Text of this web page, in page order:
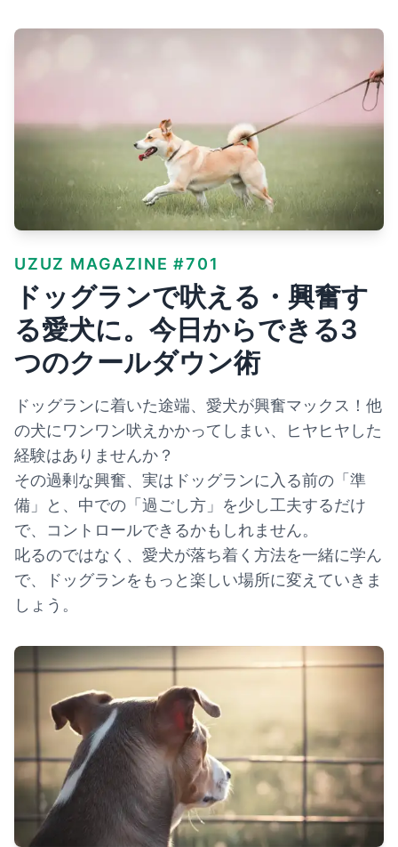
UZUZ MAGAZINE #701
ドッグランで吠える・興奮す
る愛犬に。今日からできる3
つのクールダウン術
ドッグランに着いた途端、愛犬が興奮マックス！他
の犬にワンワン吠えかかってしまい、ヒヤヒヤした
経験はありませんか？
その過剰な興奮、実はドッグランに入る前の「準
備」と、中での「過ごし方」を少し工夫するだけ
で、コントロールできるかもしれません。
叱るのではなく、愛犬が落ち着く方法を一緒に学ん
で、ドッグランをもっと楽しい場所に変えていきま
しょう。